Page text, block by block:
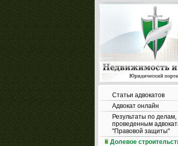
Статьи адвокатов
Адвокат онлайн
Результаты по делам,
проведенным
"Правовой защиты"
Долевое